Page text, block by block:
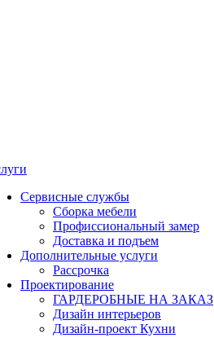
Сервисные службы
Сборка мебели
Профиссиональный замер
Доставка и подъем
Дополнительные услуги
Рассрочка
Проектирование
ГАРДЕРОБНЫЕ НА ЗАКАЗ
Дизайн интерьеров
Дизайн-проект Кухни